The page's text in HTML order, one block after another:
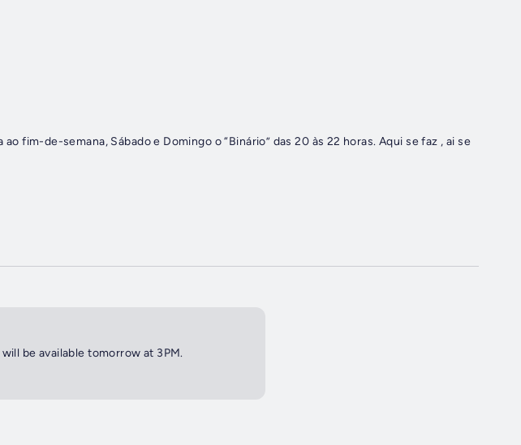
fim-de-semana, Sábado e Domingo o “Binário” das 20 às 22 horas. Aqui se faz , ai se
be available tomorrow at 3PM.